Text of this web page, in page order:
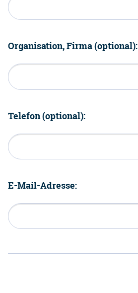
Organisation, Firma (optional):
Telefon (optional):
E-Mail-Adresse: